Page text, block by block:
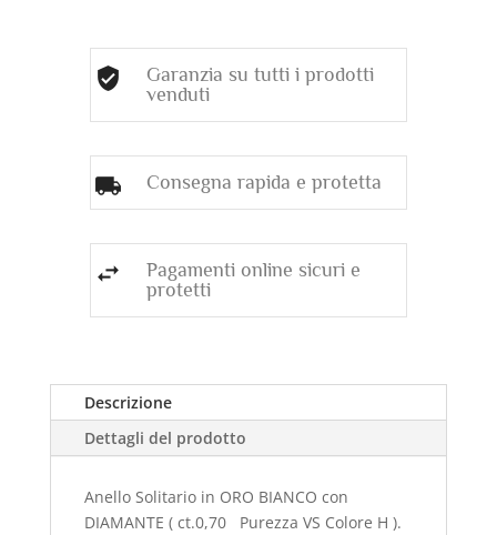
quantità
Garanzia su tutti i prodotti
venduti
Consegna rapida e protetta
Pagamenti online sicuri e
protetti
Descrizione
Dettagli del prodotto
Anello Solitario in ORO BIANCO con
DIAMANTE ( ct.0,70 Purezza VS Colore H ).